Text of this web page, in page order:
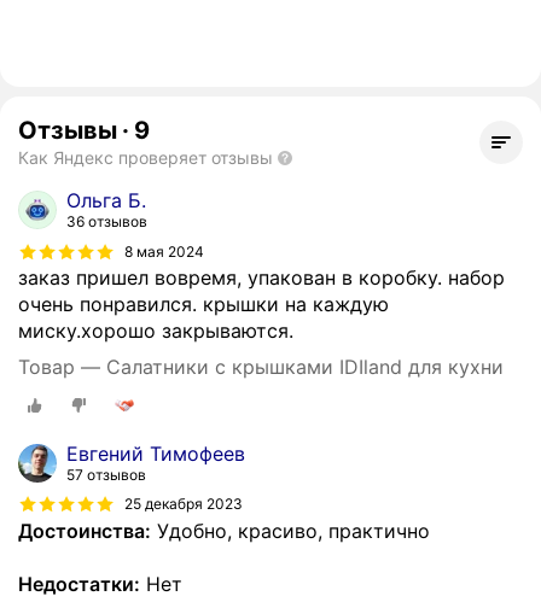
Отзывы · 9
Как Яндекс проверяет отзывы
Ольга Б.
36 отзывов
8 мая 2024
заказ пришел вовремя, упакован в коробку. набор
очень понравился. крышки на каждую
миску.хорошо закрываются.
Товар — Салатники с крышками IDIland для кухни
Евгений Тимофеев
57 отзывов
25 декабря 2023
Достоинства: Удобно, красиво, практично
Недостатки: Нет